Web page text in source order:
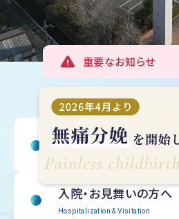
重要なお知らせ
受診される方へ
Outpatient Information
入院・お見舞いの方へ
Hospitalization & Visitation